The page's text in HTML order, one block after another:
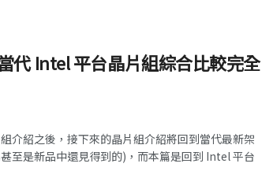
代 Intel 平台晶片組綜合比較完全
介紹之後，接下來的晶片組介紹將回到當代最新架
至是新品中還見得到的)，而本篇是回到 Intel 平台